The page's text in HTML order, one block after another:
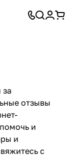
отзывы
и
и
с